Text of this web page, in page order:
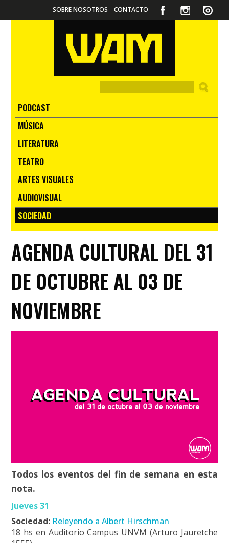
SOBRE NOSOTROS CONTACTO
PODCAST
MÚSICA
LITERATURA
TEATRO
ARTES VISUALES
AUDIOVISUAL
SOCIEDAD
AGENDA CULTURAL DEL 31
DE OCTUBRE AL 03 DE
NOVIEMBRE
Todos los eventos del fin de semana en esta
nota.
Jueves 31
Sociedad: Releyendo a Albert Hirschman
18 hs en Auditorio Campus UNVM (Arturo Jauretche